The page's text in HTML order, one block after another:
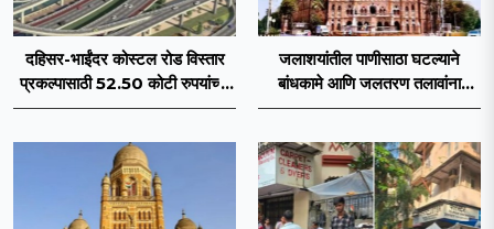
दहिसर-भाईंदर कोस्टल रोड विस्तार
प्रकल्पासाठी 52.50 कोटी रुपयांच्या
पीएमसी प्रस्तावाला मंजुरीची प्रतीक्षा
जलाशयांतील पाणीसाठा घटल्याने
बांधकामे आणि जलतरण तलावांना
पाणीपुरवठा बंद; व्यावसायिक वापरावरही